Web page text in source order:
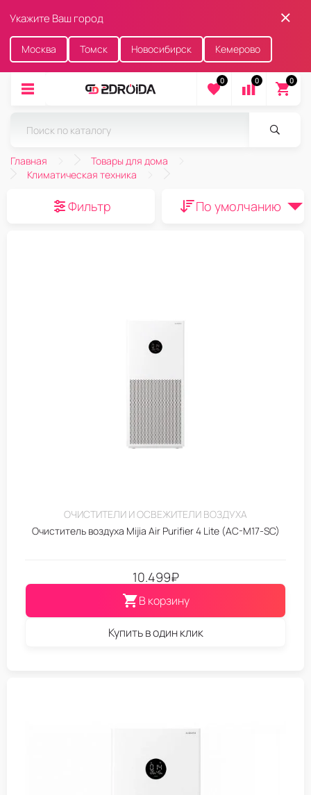
Укажите Ваш город
Москва Томск Новосибирск Кемерово
0 0 0
Главная
Товары для дома
Климатическая техника
Фильтр По умолчанию
ОЧИСТИТЕЛИ И ОСВЕЖИТЕЛИ ВОЗДУХА
Очиститель воздуха Mijia Air Purifier 4 Lite (AC-M17-SC)
10.499₽
В корзину
Купить в один клик